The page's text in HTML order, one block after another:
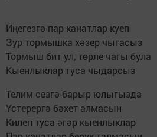
Иңегезгә пар канатлар куеп
Зур тормышка хәзер чыгасыз
Тормыш бит ул, төрле чагы була
Кыенлыклар туса чыдарсыз
Телим сезгә барыр юлыгызда
Үстерергә бәхет алмасын
Килеп туса әгәр кыенлыклар